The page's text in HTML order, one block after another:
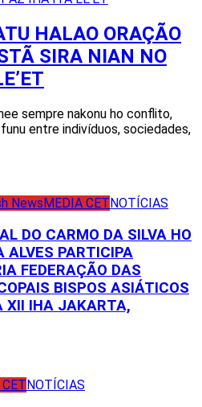
HALAO ORAÇÃO
SIRA NIAN NO
sempre nakonu ho conflito,
entre indivíduos, sociedades,
NewsMEDIA CETNOTÍCIAS
DO CARMO DA SILVA HO
ALVES PARTICIPA
FEDERAÇÃO DAS
BISPOS ASIÁTICOS
XII IHA JAKARTA,
NOTÍCIAS